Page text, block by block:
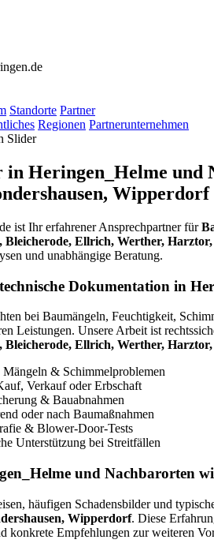
Standorte Partner
Regionen Partnerunternehmen
in Heringen_Helme
Wipperdorf
ist Ihr erfahrener Ansprechpartner für
Ellrich, Werther,
und unabhängige Beratung.
Dokumentation in
bei Baumängeln, Feuchtigkeit,
Leistungen. Unsere Arbeit ist
Ellrich, Werther,
Mängeln & Schimmelproblemen
Verkauf oder Erbschaft
& Bauabnahmen
oder nach Baumaßnahmen
& Blower-Door-Tests
Unterstützung bei Streitfällen
und Nachbarorten
häufigen Schadensbilder und
Wipperdorf. Diese
konkrete Empfehlungen zur weiteren